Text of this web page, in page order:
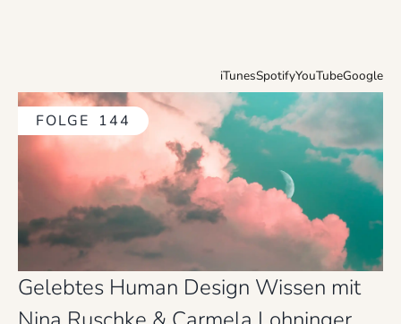
iTunesSpotifyYouTubeGoogle
FOLGE 144
Gelebtes Human Design Wissen mit